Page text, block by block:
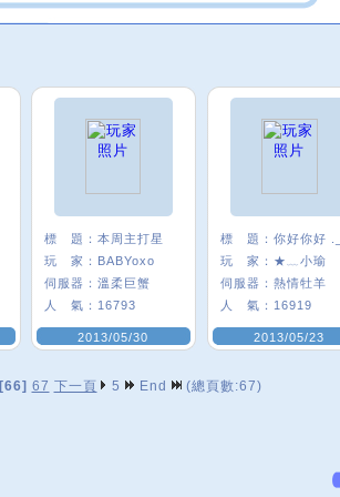
標 題： 本周主打星
玩 家： BABYoxo
伺服器： 溫柔巨蟹
人 氣： 16793
2013/05/30
標 題： 你好你好
玩 家： ★﹏小瑜
伺服器： 熱情牡羊
人 氣： 16919
2013/05/23
[66] 67 下一頁 5 End (總頁數:67)